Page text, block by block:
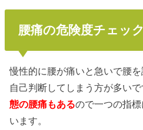
腰痛の危険度チェック
慢性的に腰が痛いと急いで腰
自己判断してしまう方が多い
態の腰痛もあるので一つの指
います。